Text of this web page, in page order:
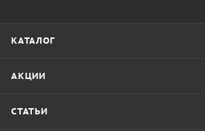
КАТАЛОГ
АКЦИИ
СТАТЬИ